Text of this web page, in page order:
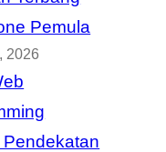
Pemula
2026